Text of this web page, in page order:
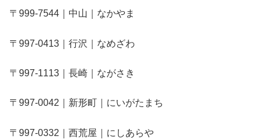
〒999-7544｜中山｜なかやま
〒997-0413｜行沢｜なめざわ
〒997-1113｜長崎｜ながさき
〒997-0042｜新形町｜にいがたまち
〒997-0332｜西荒屋｜にしあらや